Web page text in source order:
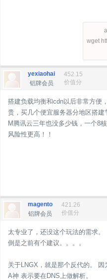
wget
yexiaohai
铝牌会员
452.15
价值分
搭建负载均衡和cdn以后非常方便
贵，买几个便宜服务器分地区搭
M腾讯云三年也没多少钱，一个8
风险性更高！！
magento
铝牌会员
421.26
价值分
太专业了，还没这个玩法的需求。
倒是之前有个建议。。。。
关于LNGX，就是那个反代的。
A神 表示要在DNS上做解析。